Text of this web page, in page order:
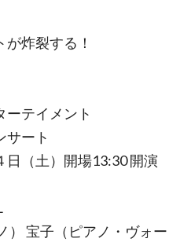
炸裂する！
ーテイメント
ート
日（土）開場13:30 開演
） 宝子（ピアノ・ヴォー